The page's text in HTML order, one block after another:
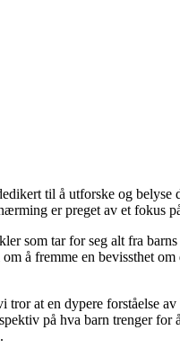
til å utforske og belyse
er preget av et fokus
som tar for seg alt fra
å fremme en bevissthet
tror at en dypere forståelse
på hva barn trenger